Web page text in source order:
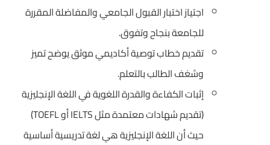
اجتياز اختبار القبول الجامعي والمفاضلة المقررة
للجامعة بنجاح وتفوق.
تقديم خطاب توصية أكاديمي موثق يوضح تميز
وشغف الطالب بالتعلم.
إثبات الكفاءة والقدرة اللغوية في اللغة الإنجليزية
(تقديم شهادات معتمدة مثل IELTS أو TOEFL)
حيث أن اللغة الإنجليزية هي لغة تدريسية أساسية